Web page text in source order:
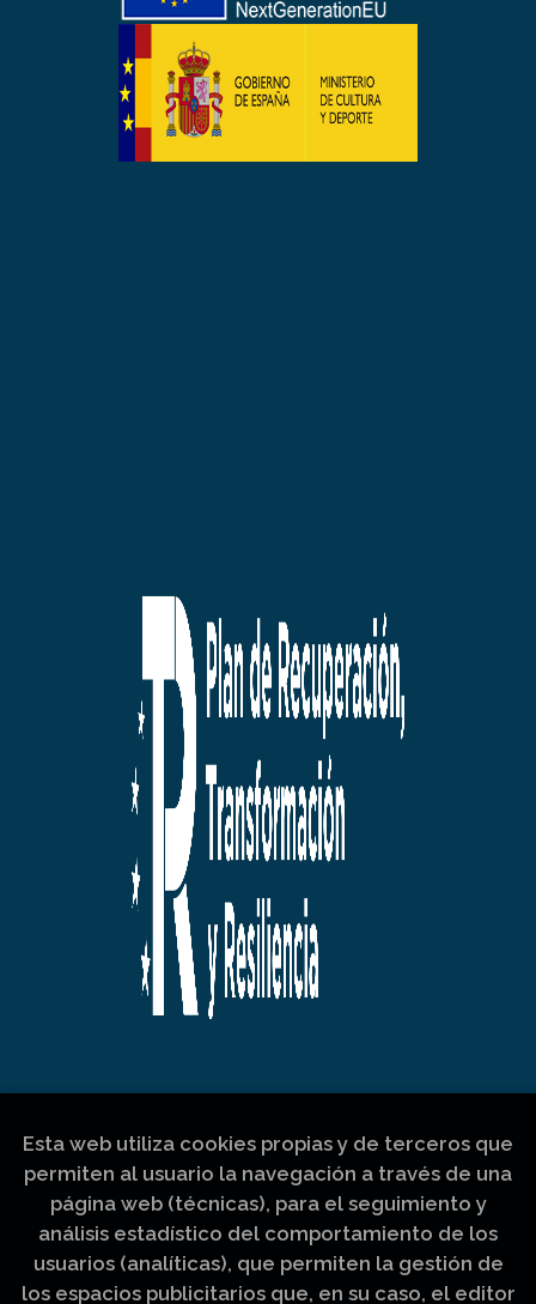
Esta web utiliza cookies propias y de terceros que
permiten al usuario la navegación a través de una
página web (técnicas), para el seguimiento y
análisis estadístico del comportamiento de los
usuarios (analíticas), que permiten la gestión de
los espacios publicitarios que, en su caso, el editor